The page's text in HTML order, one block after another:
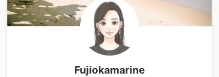
Fujiokamarine